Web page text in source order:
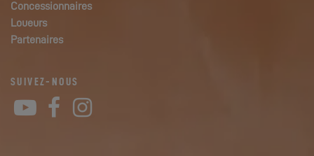
Concessionnaires
Loueurs
Partenaires
SUIVEZ-NOUS
YouTube
Facebook
Instagram